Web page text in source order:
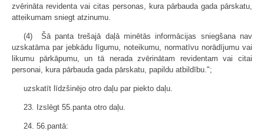
zvērināta revidenta vai citas personas, kura pārbauda gada pārskatu,
atteikumam sniegt atzinumu.
(4) Šā panta trešajā daļā minētās informācijas sniegšana nav
uzskatāma par jebkādu līgumu, noteikumu, normatīvu norādījumu vai
likumu pārkāpumu, un tā nerada zvērinātam revidentam vai citai
personai, kura pārbauda gada pārskatu, papildu atbildību.";
uzskatīt līdzšinējo otro daļu par piekto daļu.
23. Izslēgt 55.panta otro daļu.
24. 56.pantā: